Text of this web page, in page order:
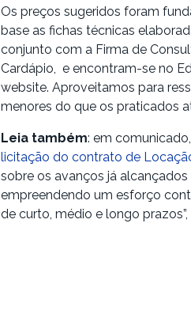
Os preços sugeridos foram
base as fichas técnicas
conjunto com a Firma de
Cardápio, e encontram-se no
website. Aproveitamos para
menores do que os praticados
Leia também: em
licitação do contrato de
sobre os avanços já
empreendendo um esforço
de curto, médio e longo prazos”,